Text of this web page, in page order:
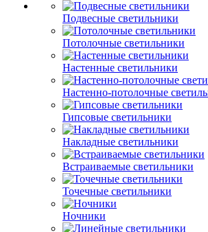
Подвесные светильники
Потолочные светильники
Настенные светильники
Настенно-потолочные
Гипсовые светильники
Накладные светильники
Встраиваемые светильники
Точечные светильники
Ночники